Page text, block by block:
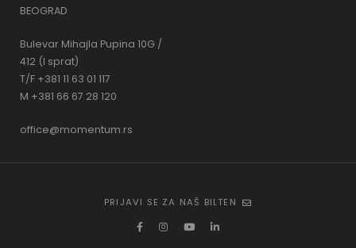
BEOGRAD
Bulevar Mihajla Pupina 10G /
412 (I sprat)
T/F +381 11 63 01 117
M +381 66 67 28 120
office@momentum.rs
PRIJAVI SE ZA NAŠ BILTEN